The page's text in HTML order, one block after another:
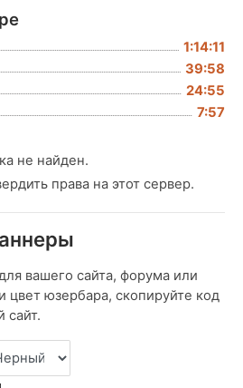
1:14:11
39:58
24:55
7:57
не найден.
права на этот сервер.
вашего сайта, форума или
цвет юзербара, скопируйте код
сайт.